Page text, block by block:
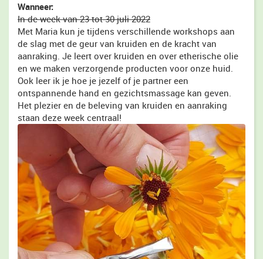
Wanneer:
In de week van 23 tot 30 juli 2022
Met Maria kun je tijdens verschillende workshops aan
de slag met de geur van kruiden en de kracht van
aanraking. Je leert over kruiden en over etherische olie
en we maken verzorgende producten voor onze huid.
Ook leer ik je hoe je jezelf of je partner een
ontspannende hand en gezichtsmassage kan geven.
Het plezier en de beleving van kruiden en aanraking
staan deze week centraal!